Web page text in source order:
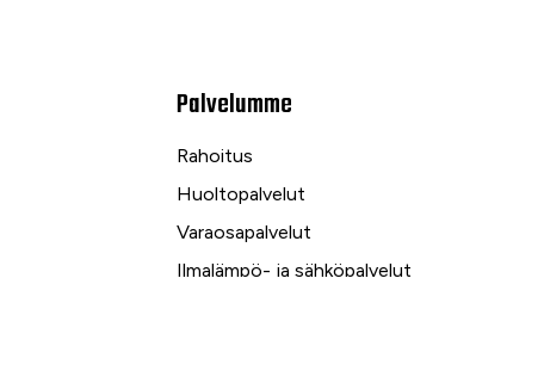
Palvelumme
Rahoitus
Huoltopalvelut
Varaosapalvelut
Ilmalämpö- ja sähköpalvelut